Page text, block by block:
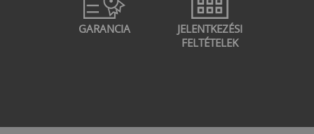
GARANCIA
JELENTKEZÉSI
FELTÉTELEK